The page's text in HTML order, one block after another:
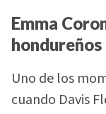
Emma
hondureños
Uno de los
cuando Davis